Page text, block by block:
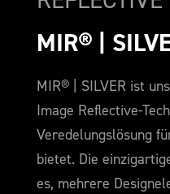
MIR® |
MIR® | SILVER ist
Image Reflective-
Veredelungslösung
bietet. Die
es, mehrere